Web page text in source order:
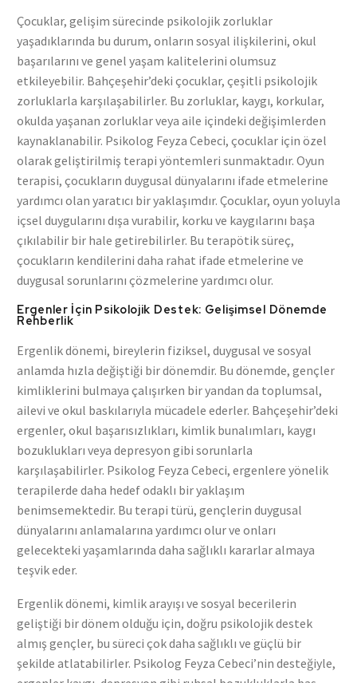
Çocuklar, gelişim sürecinde psikolojik zorluklar
yaşadıklarında bu durum, onların sosyal ilişkilerini, okul
başarılarını ve genel yaşam kalitelerini olumsuz
etkileyebilir. Bahçeşehir’deki çocuklar, çeşitli psikolojik
zorluklarla karşılaşabilirler. Bu zorluklar, kaygı, korkular,
okulda yaşanan zorluklar veya aile içindeki değişimlerden
kaynaklanabilir. Psikolog Feyza Cebeci, çocuklar için özel
olarak geliştirilmiş terapi yöntemleri sunmaktadır. Oyun
terapisi, çocukların duygusal dünyalarını ifade etmelerine
yardımcı olan yaratıcı bir yaklaşımdır. Çocuklar, oyun yoluyla
içsel duygularını dışa vurabilir, korku ve kaygılarını başa
çıkılabilir bir hale getirebilirler. Bu terapötik süreç,
çocukların kendilerini daha rahat ifade etmelerine ve
duygusal sorunlarını çözmelerine yardımcı olur.
Ergenler İçin Psikolojik Destek: Gelişimsel Dönemde
Rehberlik
Ergenlik dönemi, bireylerin fiziksel, duygusal ve sosyal
anlamda hızla değiştiği bir dönemdir. Bu dönemde, gençler
kimliklerini bulmaya çalışırken bir yandan da toplumsal,
ailevi ve okul baskılarıyla mücadele ederler. Bahçeşehir’deki
ergenler, okul başarısızlıkları, kimlik bunalımları, kaygı
bozuklukları veya depresyon gibi sorunlarla
karşılaşabilirler. Psikolog Feyza Cebeci, ergenlere yönelik
terapilerde daha hedef odaklı bir yaklaşım
benimsemektedir. Bu terapi türü, gençlerin duygusal
dünyalarını anlamalarına yardımcı olur ve onları
gelecekteki yaşamlarında daha sağlıklı kararlar almaya
teşvik eder.
Ergenlik dönemi, kimlik arayışı ve sosyal becerilerin
geliştiği bir dönem olduğu için, doğru psikolojik destek
almış gençler, bu süreci çok daha sağlıklı ve güçlü bir
şekilde atlatabilirler. Psikolog Feyza Cebeci’nin desteğiyle,